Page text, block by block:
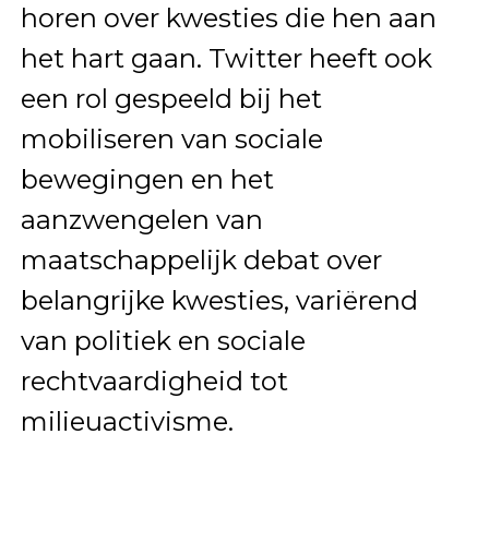
horen over kwesties die hen aan
het hart gaan. Twitter heeft ook
een rol gespeeld bij het
mobiliseren van sociale
bewegingen en het
aanzwengelen van
maatschappelijk debat over
belangrijke kwesties, variërend
van politiek en sociale
rechtvaardigheid tot
milieuactivisme.